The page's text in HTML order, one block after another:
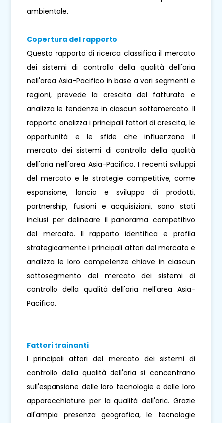
ambientale.
Copertura del rapporto
Questo rapporto di ricerca classifica il mercato
dei sistemi di controllo della qualità dell'aria
nell'area Asia-Pacifico in base a vari segmenti e
regioni, prevede la crescita del fatturato e
analizza le tendenze in ciascun sottomercato. Il
rapporto analizza i principali fattori di crescita, le
opportunità e le sfide che influenzano il
mercato dei sistemi di controllo della qualità
dell'aria nell'area Asia-Pacifico. I recenti sviluppi
del mercato e le strategie competitive, come
espansione, lancio e sviluppo di prodotti,
partnership, fusioni e acquisizioni, sono stati
inclusi per delineare il panorama competitivo
del mercato. Il rapporto identifica e profila
strategicamente i principali attori del mercato e
analizza le loro competenze chiave in ciascun
sottosegmento del mercato dei sistemi di
controllo della qualità dell'aria nell'area Asia-
Pacifico.
Fattori trainanti
I principali attori del mercato dei sistemi di
controllo della qualità dell'aria si concentrano
sull'espansione delle loro tecnologie e delle loro
apparecchiature per la qualità dell'aria. Grazie
all'ampia presenza geografica, le tecnologie